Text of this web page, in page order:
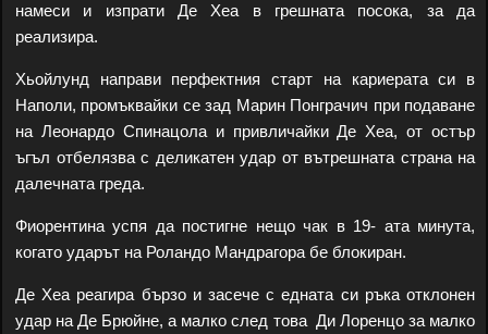
намеси и изпрати Де Хеа в грешната посока, за да
реализира.
Хьойлунд направи перфектния старт на кариерата си в
Наполи, промъквайки се зад Марин Понграчич при подаване
на Леонардо Спинацола и привличайки Де Хеа, от остър
ъгъл отбелязва с деликатен удар от вътрешната страна на
далечната греда.
Фиорентина успя да постигне нещо чак в 19- ата минута,
когато ударът на Роландо Мандрагора бе блокиран.
Де Хеа реагира бързо и засече с едната си ръка отклонен
удар на Де Брюйне, а малко след това Ди Лоренцо за малко